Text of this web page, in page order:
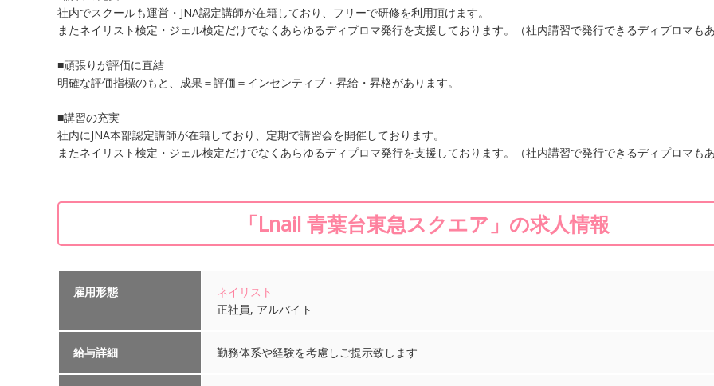
社内でスクールも運営・JNA認定講師が在籍しており、フリーで研修を利用頂けます。
またネイリスト検定・ジェル検定だけでなくあらゆるディプロマ発行を支援しております。（社内講習で発行できるディプロマもあ
■頑張りが評価に直結
明確な評価指標のもと、成果＝評価＝インセンティブ・昇給・昇格があります。
■講習の充実
社内にJNA本部認定講師が在籍しており、定期で講習会を開催しております。
またネイリスト検定・ジェル検定だけでなくあらゆるディプロマ発行を支援しております。（社内講習で発行できるディプロマもあ
「Lnail 青葉台東急スクエア」の求人情報
雇用形態
ネイリスト
正社員, アルバイト
給与詳細 勤務体系や経験を考慮しご提示致します